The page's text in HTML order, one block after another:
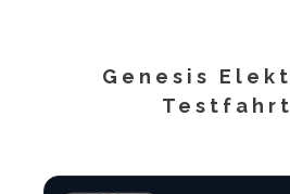
Genesis
Testfahrt